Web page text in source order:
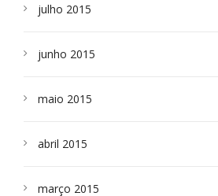
julho 2015
junho 2015
maio 2015
abril 2015
março 2015